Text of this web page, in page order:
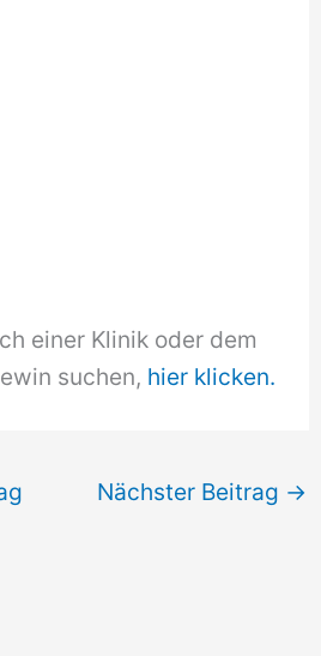
einer Klinik oder dem
suchen, hier klicken.
Nächster Beitrag →